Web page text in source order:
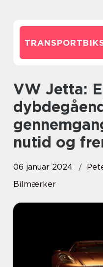
VW Jetta: En
nutid og
06 januar 2024
Bilmærker